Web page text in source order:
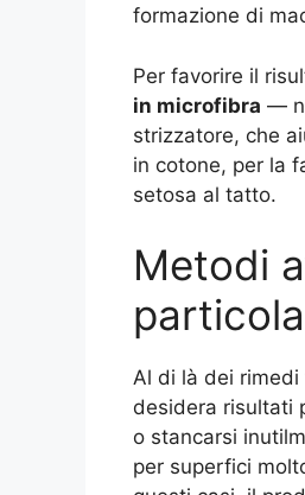
formazione di
Per favorire il
in microfibra —
strizzatore, che
in cotone, per la
setosa al tatto.
Metodi
Al di là dei
desidera risultati
o stancarsi
per superfici